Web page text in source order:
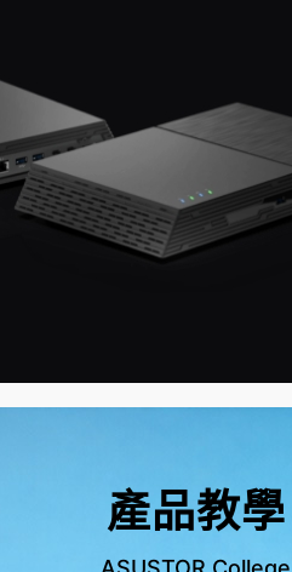
產品教學